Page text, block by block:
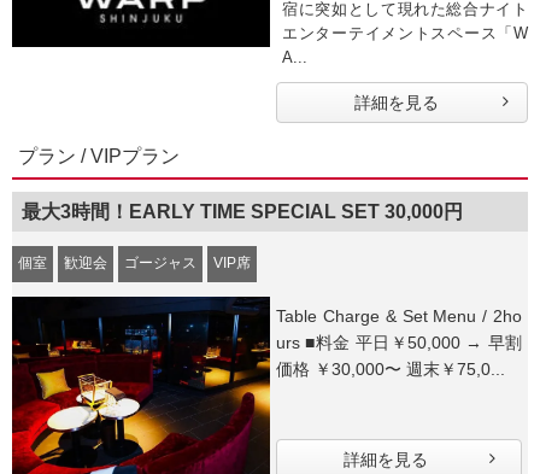
宿に突如として現れた総合ナイト
エンターテイメントスペース「W
A...
詳細を見る
プラン / VIPプラン
最大3時間！EARLY TIME SPECIAL SET 30,000円
個室 歓迎会 ゴージャス VIP席
Table Charge & Set Menu / 2ho
urs ■料金 平日￥50,000 → 早割
価格 ￥30,000〜 週末￥75,0...
詳細を見る